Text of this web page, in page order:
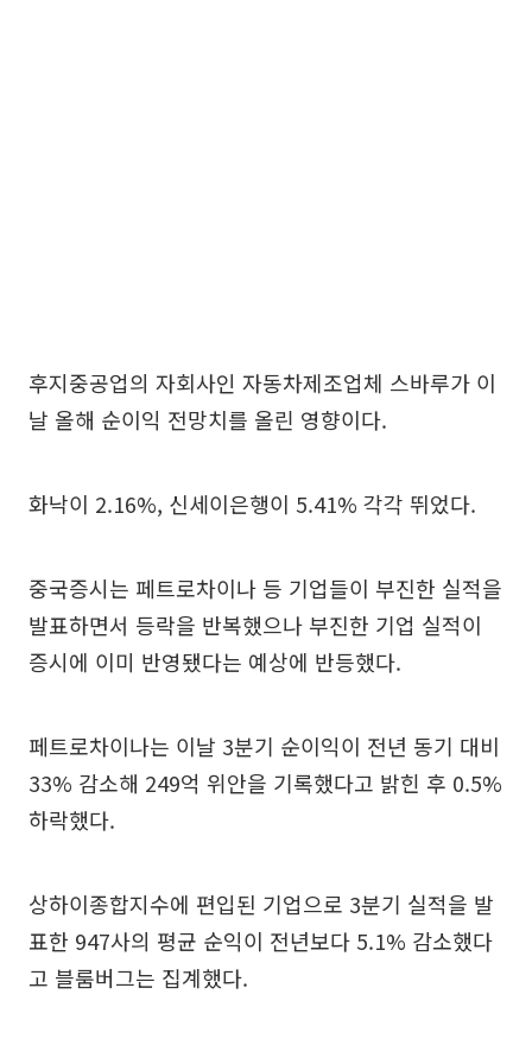
후지중공업의 자회사인 자동차제조업체 스바루가 이
날 올해 순이익 전망치를 올린 영향이다.
화낙이 2.16%, 신세이은행이 5.41% 각각 뛰었다.
중국증시는 페트로차이나 등 기업들이 부진한 실적을
발표하면서 등락을 반복했으나 부진한 기업 실적이
증시에 이미 반영됐다는 예상에 반등했다.
페트로차이나는 이날 3분기 순이익이 전년 동기 대비
33% 감소해 249억 위안을 기록했다고 밝힌 후 0.5%
하락했다.
상하이종합지수에 편입된 기업으로 3분기 실적을 발
표한 947사의 평균 순익이 전년보다 5.1% 감소했다
고 블룸버그는 집계했다.